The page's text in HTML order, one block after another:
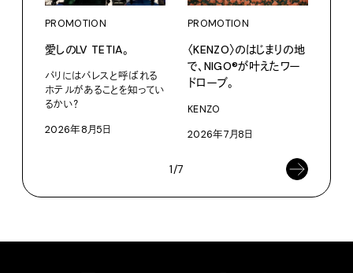
PROMOTION
愛しのLV TETIA。
パリにはパレスと呼ばれる
ホテルがあることを知ってい
るかい？
2026年8月5日
PROMOTION
〈KENZO〉のはじまりの地
で、NIGO®が叶えたワー
ドローブ。
KENZO
2026年7月8日
1/7